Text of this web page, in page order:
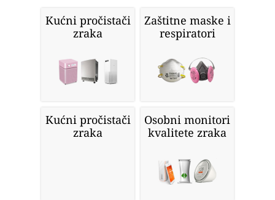
Kućni pročistači
zraka
Zaštitne maske i
respiratori
Kućni pročistači
zraka
Osobni monitori
kvalitete zraka